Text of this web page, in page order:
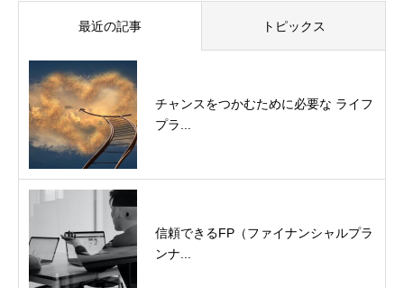
最近の記事 トピックス
チャンスをつかむために必要な ライフ
プラ...
信頼できるFP（ファイナンシャルプラ
ンナ...